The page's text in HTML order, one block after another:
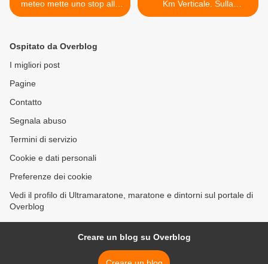
meteo mette uno stop alla
gara. La decisione è stata
Km Verticale. Sulla
Presolana, Vaccina e
Ospitato da Overblog
I migliori post
Pagine
Contatto
Segnala abuso
Termini di servizio
Cookie e dati personali
Preferenze dei cookie
Vedi il profilo di Ultramaratone, maratone e dintorni sul portale di
Overblog
Creare un blog su Overblog